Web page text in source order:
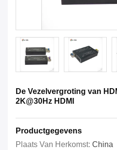
De Vezelvergroting van
2K@30Hz HDMI
Productgegevens
Plaats Van Herkomst: China